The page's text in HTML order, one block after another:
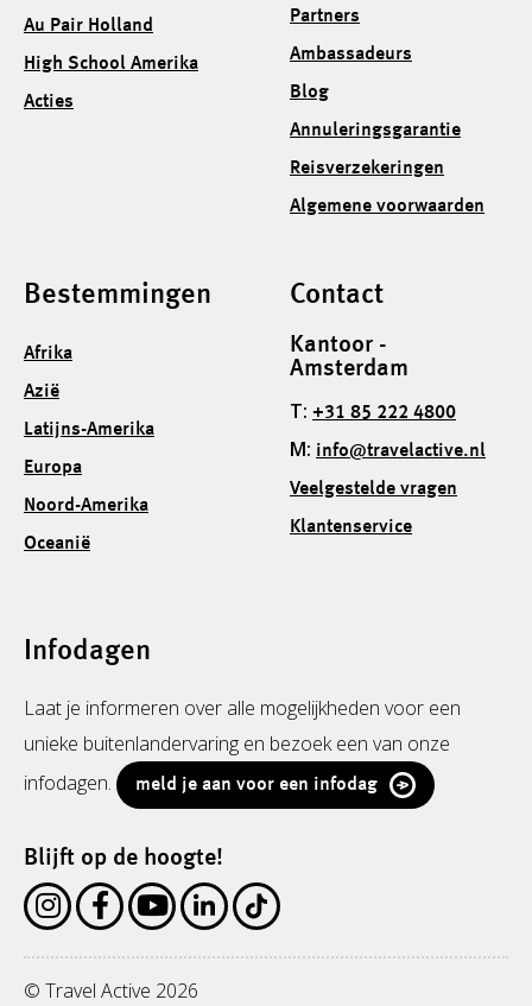
Au Pair Holland
High School Amerika
Acties
Partners
Ambassadeurs
Blog
Annuleringsgarantie
Reisverzekeringen
Algemene voorwaarden
Bestemmingen
Afrika
Azië
Latijns-Amerika
Europa
Noord-Amerika
Oceanië
Contact
Kantoor -
Amsterdam
T: +31 85 222 4800
M: info@travelactive.nl
Veelgestelde vragen
Klantenservice
Infodagen
Laat je informeren over alle mogelijkheden voor een
unieke buitenlandervaring en bezoek een van onze
infodagen.
meld je aan voor een infodag
Blijft op de hoogte!
© Travel Active 2026